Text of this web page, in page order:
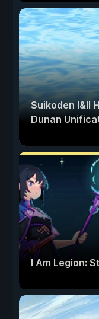
Suikoden I&II
Dunan
I Am Legion: